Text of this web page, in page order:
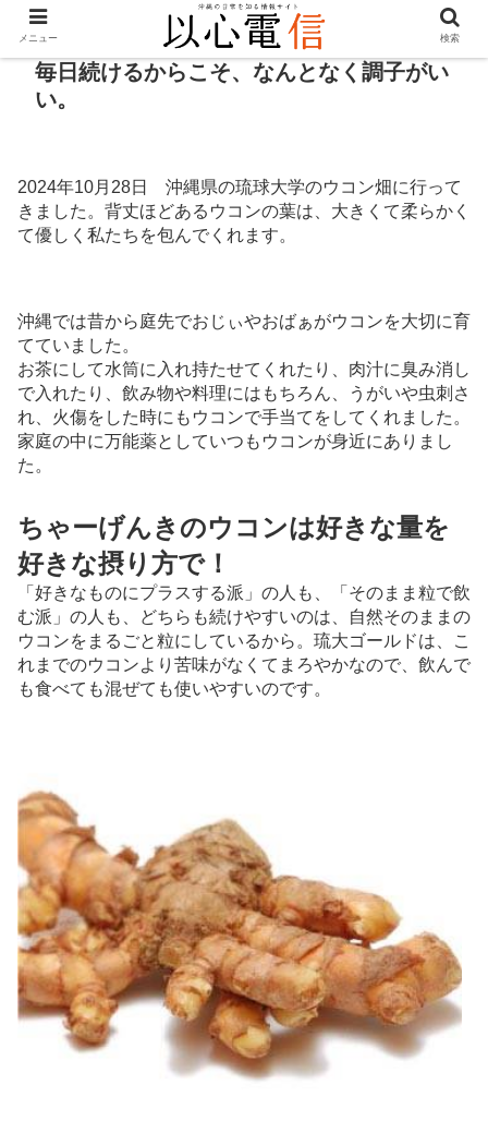
毎日続けるからこそ、なんとなく調子がい
い。
2024年10月28日 沖縄県の琉球大学のウコン畑に行って
きました。背丈ほどあるウコンの葉は、大きくて柔らかく
て優しく私たちを包んでくれます。
沖縄では昔から庭先でおじぃやおばぁがウコンを大切に育
てていました。
お茶にして水筒に入れ持たせてくれたり、肉汁に臭み消し
で入れたり、飲み物や料理にはもちろん、うがいや虫刺さ
れ、火傷をした時にもウコンで手当てをしてくれました。
家庭の中に万能薬としていつもウコンが身近にありまし
た。
ちゃーげんきのウコンは好きな量を
好きな摂り方で！
「好きなものにプラスする派」の人も、「そのまま粒で飲
む派」の人も、どちらも続けやすいのは、自然そのままの
ウコンをまるごと粒にしているから。琉大ゴールドは、こ
れまでのウコンより苦味がなくてまろやかなので、飲んで
も食べても混ぜても使いやすいのです。
メニュー 検索